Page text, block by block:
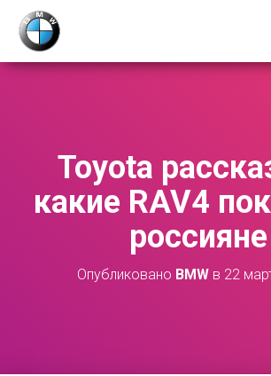
Toyota
какие RAV4
россияне
Опубликовано BMWв 22